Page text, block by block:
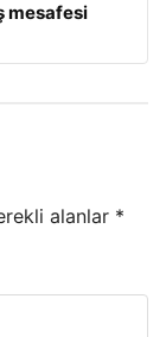
mesafesi
alanlar *